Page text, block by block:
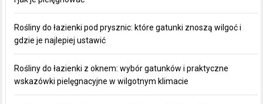
Rośliny do łazienki pod prysznic: które gatunki znoszą wilgoć i
gdzie je najlepiej ustawić
Rośliny do łazienki z oknem: wybór gatunków i praktyczne
wskazówki pielęgnacyjne w wilgotnym klimacie